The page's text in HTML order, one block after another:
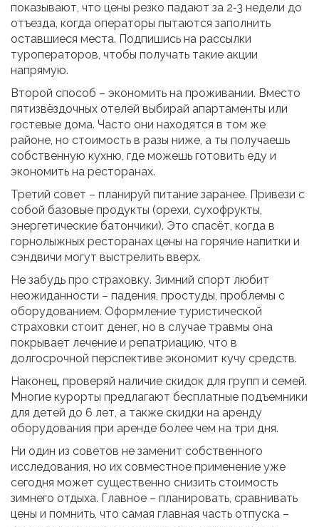
показывают, что цены резко падают за 2‑3 недели до
отъезда, когда операторы пытаются заполнить
оставшиеся места. Подпишись на рассылки
туроператоров, чтобы получать такие акции
напрямую.
Второй способ – экономить на проживании. Вместо
пятизвёздочных отелей выбирай апартаменты или
гостевые дома. Часто они находятся в том же
районе, но стоимость в разы ниже, а ты получаешь
собственную кухню, где можешь готовить еду и
экономить на ресторанах.
Третий совет – планируй питание заранее. Привези с
собой базовые продукты (орехи, сухофрукты,
энергетические батончики). Это спасёт, когда в
горнолыжных ресторанах цены на горячие напитки и
сэндвичи могут выстрелить вверх.
Не забудь про страховку. Зимний спорт любит
неожиданности – падения, простуды, проблемы с
оборудованием. Оформление туристической
страховки стоит денег, но в случае травмы она
покрывает лечение и репатриацию, что в
долгосрочной перспективе экономит кучу средств.
Наконец, проверяй наличие скидок для групп и семей.
Многие курорты предлагают бесплатные подъемники
для детей до 6 лет, а также скидки на аренду
оборудования при аренде более чем на три дня.
Ни один из советов не заменит собственного
исследования, но их совместное применение уже
сегодня может существенно снизить стоимость
зимнего отдыха. Главное – планировать, сравнивать
цены и помнить, что самая главная часть отпуска –